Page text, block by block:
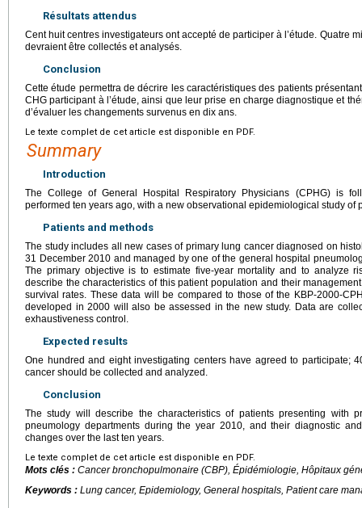
Résultats attendus
Cent huit centres investigateurs ont accepté de participer à l’étude. Quatre
devraient être collectés et analysés.
Conclusion
Cette étude permettra de décrire les caractéristiques des patients
CHG participant à l’étude, ainsi que leur prise en charge diagnostique et
d’évaluer les changements survenus en dix ans.
Le texte complet de cet article est disponible en PDF.
Summary
Introduction
The College of General Hospital Respiratory Physicians (CPHG) is
performed ten years ago, with a new observational epidemiological study of
Patients and methods
The study includes all new cases of primary lung cancer diagnosed on
31 December 2010 and managed by one of the general hospital
The primary objective is to estimate five-year mortality and to analyze
describe the characteristics of this patient population and their
survival rates. These data will be compared to those of the KBP-2000-
developed in 2000 will also be assessed in the new study. Data are
exhaustiveness control.
Expected results
One hundred and eight investigating centers have agreed to participate;
cancer should be collected and analyzed.
Conclusion
The study will describe the characteristics of patients presenting with
pneumology departments during the year 2010, and their diagnostic
changes over the last ten years.
Le texte complet de cet article est disponible en PDF.
Mots clés : Cancer bronchopulmonaire (CBP), Épidémiologie, Hôpitaux
Keywords : Lung cancer, Epidemiology, General hospitals, Patient care